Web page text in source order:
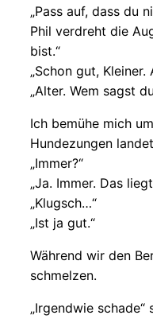
„Pass auf, dass du
Phil verdreht die
bist.“
„Schon gut,
„Alter. Wem sagst
Ich bemühe mich
Hundezungen
„Immer?“
„Ja. Immer. Das
„Klugsch…“
„Ist ja gut.“
Während wir den
schmelzen.
„Irgendwie